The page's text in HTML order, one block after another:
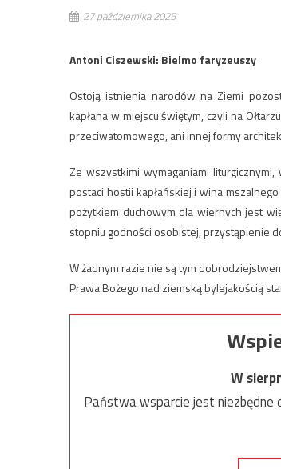
27 października 2025
Antoni Ciszewski: Bielmo faryzeuszy
Ostoją istnienia narodów na Ziemi
kapłana w miejscu świętym, czyli na
przeciwatomowego, ani innej formy
Ze wszystkimi wymaganiami
postaci hostii kapłańskiej i wina
pożytkiem duchowym dla wiernych jest
stopniu godności osobistej, przystąpienie
W żadnym razie nie są tym
Prawa Bożego nad ziemską bylejakością
W
Państwa wsparcie jest niezbędne